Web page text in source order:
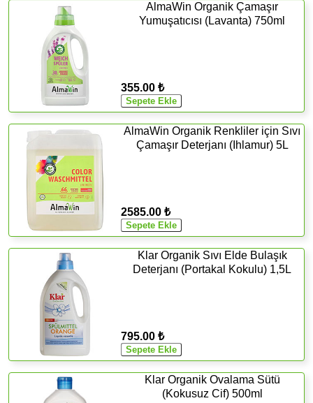
AlmaWin Organik Çamaşır
Yumuşatıcısı (Lavanta) 750ml
355.00 ₺
AlmaWin Organik Renkliler için Sıvı
Çamaşır Deterjanı (Ihlamur) 5L
2585.00 ₺
Klar Organik Sıvı Elde Bulaşık
Deterjanı (Portakal Kokulu) 1,5L
795.00 ₺
Klar Organik Ovalama Sütü
(Kokusuz Cif) 500ml